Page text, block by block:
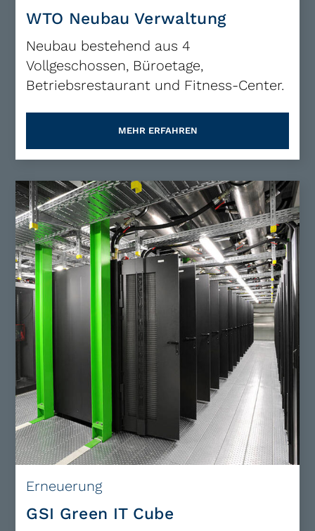
WTO Neubau Verwaltung
Neubau bestehend aus 4
Vollgeschossen, Büroetage,
Betriebsrestaurant und Fitness-Center.
MEHR ERFAHREN
Erneuerung
GSI Green IT Cube